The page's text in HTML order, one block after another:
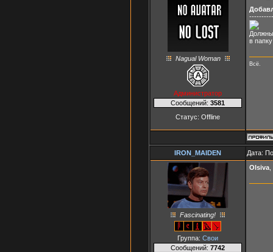
Nagual Woman
Администратор
Сообщений: 3581
Статус: Offline
в
Всё.
IRON_MAIDEN Дата:
Fascinating!
Группа: Свои
Сообщений: 7742
Olsiva